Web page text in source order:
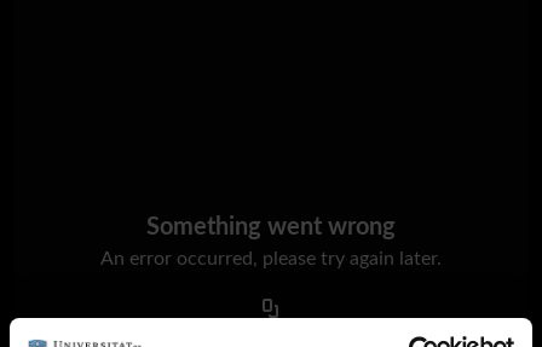
Something went wrong
An error occurred, please try again later.